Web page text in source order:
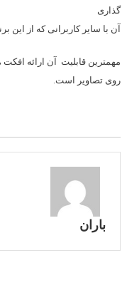
گذاری
آن با سایر کاربرانی که از این
روی تصاویر است.
باران